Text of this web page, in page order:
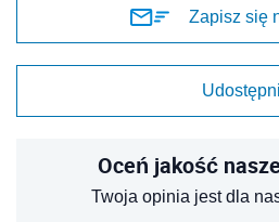
Zapisz się
Oceń jakość
Twoja opinia jest dla